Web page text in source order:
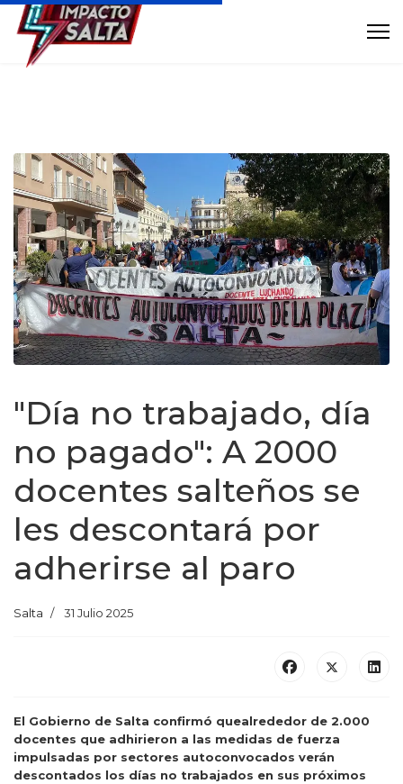
"Día no trabajado, día
no pagado": A 2000
docentes salteños se
les descontará por
adherirse al paro
Salta 31 Julio 2025
El Gobierno de Salta confirmó quealrededor de 2.000
docentes que adhirieron a las medidas de fuerza
impulsadas por sectores autoconvocados verán
descontados los días no trabajados en sus próximos